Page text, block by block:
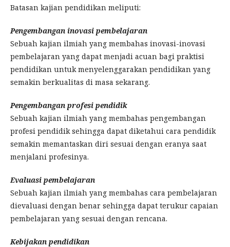
Batasan kajian pendidikan meliputi:
Pengembangan inovasi pembelajaran
Sebuah kajian ilmiah yang membahas inovasi-inovasi
pembelajaran yang dapat menjadi acuan bagi praktisi
pendidikan untuk menyelenggarakan pendidikan yang
semakin berkualitas di masa sekarang.
Pengembangan profesi pendidik
Sebuah kajian ilmiah yang membahas pengembangan
profesi pendidik sehingga dapat diketahui cara pendidik
semakin memantaskan diri sesuai dengan eranya saat
menjalani profesinya.
Evaluasi pembelajaran
Sebuah kajian ilmiah yang membahas cara pembelajaran
dievaluasi dengan benar sehingga dapat terukur capaian
pembelajaran yang sesuai dengan rencana.
Kebijakan pendidikan